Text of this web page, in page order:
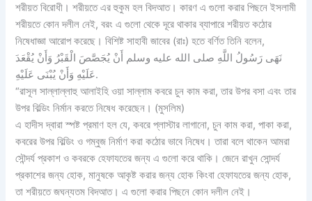
শরীয়ত বিরোধী। শরীয়তে এর হুকুম হল বিদআত। কারণ এ গুলো করার পিছনে ইসলামী
শরীয়তে কোন দলীল নেই, বরং এ গুলো থেকে দূরে থাকার ব্যাপারে শরীয়ত কঠোর
নিষেধাজ্ঞা আরোপ করেছে। বিশিষ্ট সাহাবী জাবের (রাঃ) হতে বর্ণিত তিনি বলেন,
نَهَى رَسُولُ اللَّهِ صلى الله عليه وسلم أَنْ يُجَصَّصَ الْقَبْرُ وَأَنْ يُقْعَدَ
عَلَيْهِ وَأَنْ يُبْنَى عَلَيْهِ.
“রাসূল সাল্লাল্লাহু আলাইহি ওয়া সাল্লাম কবরে চুন কাম করা, তার উপর বসা এবং তার
উপর বিল্ডিং নির্মান করতে নিষেধ করেছেন। (মুসলিম)
এ হাদীস দ্বারা স্পষ্ট প্রমাণ হল যে, কবরে প্লাস্টার লাগানো, চুন কাম করা, পাকা করা,
কবরের উপর বিল্ডিং ও গম্বুজ নির্মাণ করা কঠোর ভাবে নিষেধ। তারা বলে থাকেন আমরা
সৌন্দর্য প্রকাশ ও কবরকে হেফাযতের জন্য এ গুলো করে থাকি। জেনে রাখুন সোন্দর্য
প্রকাশের জন্য হোক, মানুষকে আকৃষ্ট করার জন্য হোক কিংবা হেফাযতের জন্য হোক,
তা শরীয়তে জঘন্যতম বিদআত। এ গুলো করার পিছনে কোন দলীল নেই।